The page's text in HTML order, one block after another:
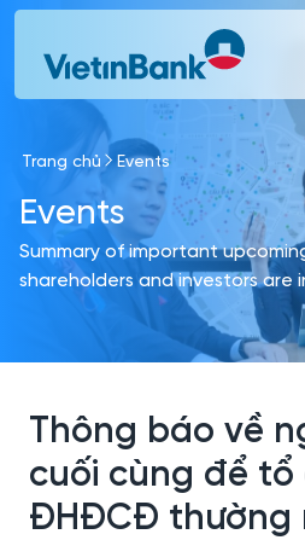
Skip to Main Content
Trang chủ Events
Events
Summary of important
shareholders and investors are
Thông báo về
cuối cùng để tổ
ĐHĐCĐ thường